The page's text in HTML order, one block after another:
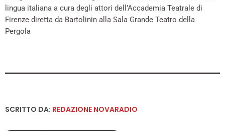
lingua italiana a cura degli attori dell’Accademia Teatrale di
Firenze diretta da Bartolinin alla Sala Grande Teatro della
Pergola
SCRITTO DA: REDAZIONE NOVARADIO